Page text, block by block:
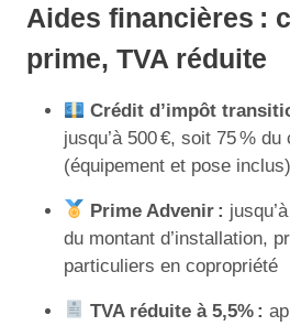
Aides financières :
prime, TVA réduite
Crédit d’impôt
jusqu’à 500 €, soit 75 %
(équipement et pose inclus)
Prime Advenir :
du montant d’installation,
particuliers en copropriété
TVA réduite à 5,5% :